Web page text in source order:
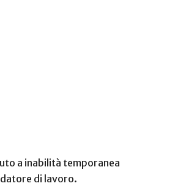
a inabilità temporanea
di lavoro.